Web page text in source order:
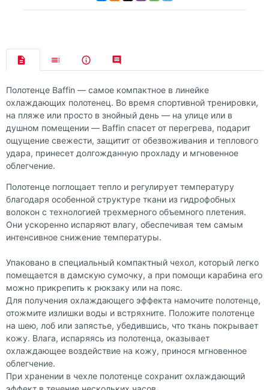
Полотенце Baffin — самое компактное в линейке
охлаждающих полотенец. Во время спортивной тренировки,
на пляже или просто в знойный день — на улице или в
душном помещении — Baffin спасет от перегрева, подарит
ощущение свежести, защитит от обезвоживания и теплового
удара, принесет долгожданную прохладу и мгновенное
облегчение.
Полотенце поглощает тепло и регулирует температуру
благодаря особенной структуре ткани из гидрофобных
волокон с технологией трехмерного объемного плетения.
Они ускоренно испаряют влагу, обеспечивая тем самым
интенсивное снижение температуры.
Упаковано в специальный компактный чехол, который легко
помещается в дамскую сумочку, а при помощи карабина его
можно прикрепить к рюкзаку или на пояс.
Для получения охлаждающего эффекта намочите полотенце,
отожмите излишки воды и встряхните. Положите полотенце
на шею, лоб или запястье, убедившись, что ткань покрывает
кожу. Влага, испаряясь из полотенца, оказывает
охлаждающее воздействие на кожу, принося мгновенное
облегчение.
При хранении в чехле полотенце сохранит охлаждающий